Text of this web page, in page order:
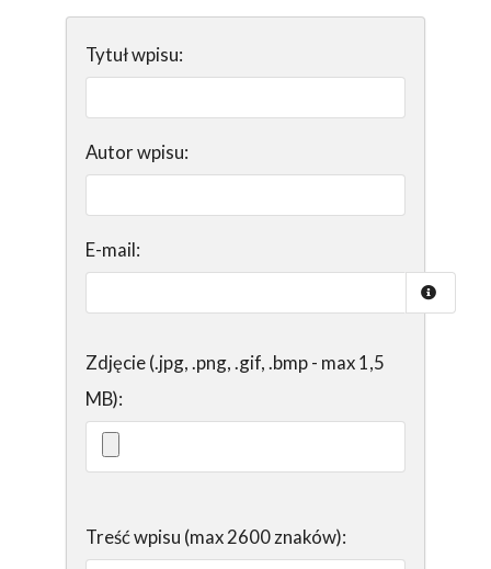
Tytuł wpisu:
Autor wpisu:
E-mail:
Zdjęcie (.jpg, .png, .gif, .bmp - max 1,5
MB):
Treść wpisu (max 2600 znaków):